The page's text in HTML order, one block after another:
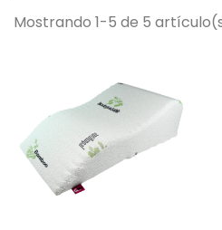
Mostrando 1-5 de 5